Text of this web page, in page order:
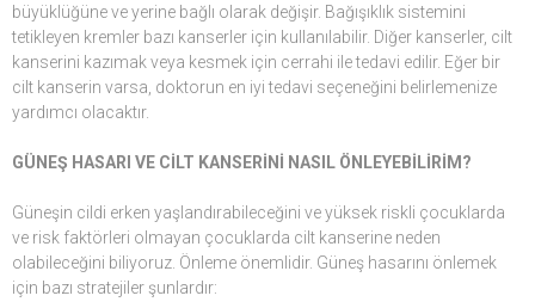
büyüklüğüne ve yerine bağlı olarak değişir. Bağışıklık sistemini
tetikleyen kremler bazı kanserler için kullanılabilir. Diğer kanserler, cilt
kanserini kazımak veya kesmek için cerrahi ile tedavi edilir. Eğer bir
cilt kanserin varsa, doktorun en iyi tedavi seçeneğini belirlemenize
yardımcı olacaktır.
GÜNEŞ HASARI VE CİLT KANSERİNİ NASIL ÖNLEYEBİLİRİM?
Güneşin cildi erken yaşlandırabileceğini ve yüksek riskli çocuklarda
ve risk faktörleri olmayan çocuklarda cilt kanserine neden
olabileceğini biliyoruz. Önleme önemlidir. Güneş hasarını önlemek
için bazı stratejiler şunlardır: